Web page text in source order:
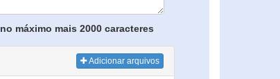
no máximo mais 2000 caracteres
Adicionar arquivos